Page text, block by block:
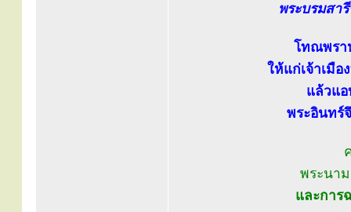
พระบรมสา
โทณพรา
ให้แก่เจ้าเมื
แล้วแอ
พระอินทร์
พระนา
และการ